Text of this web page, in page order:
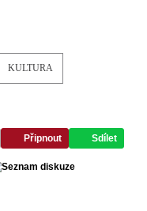
KULTURA
Připnout Sdílet